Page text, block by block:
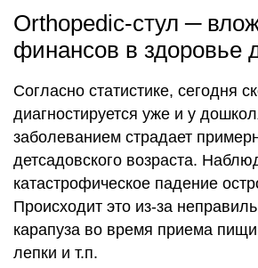
Orthopedic-стул ─
финансов в здоровье
Согласно статистике, сегодня
диагностируется уже и у
заболеванием страдает
детсадовского возраста.
катастрофическое падение
Происходит это из-за
карапуза во время приема
лепки и т.п.